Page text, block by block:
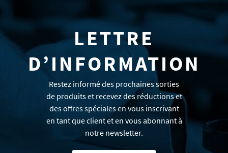
LETTRE
D’INFORMATION
Restez informé des prochaines sorties
de produits et recevez des réductions et
des offres spéciales en vous inscrivant
en tant que client et en vous abonnant à
notre newsletter.